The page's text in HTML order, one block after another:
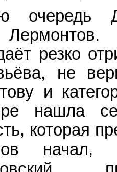
очередь
резко
не
и
нашла
которая
начал,